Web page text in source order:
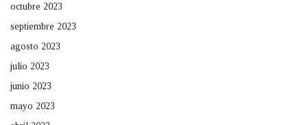
octubre 2023
septiembre 2023
agosto 2023
julio 2023
junio 2023
mayo 2023